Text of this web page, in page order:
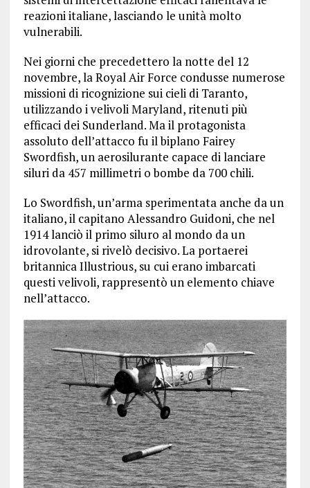
reazioni italiane, lasciando le unità molto
vulnerabili.
Nei giorni che precedettero la notte del 12
novembre, la Royal Air Force condusse numerose
missioni di ricognizione sui cieli di Taranto,
utilizzando i velivoli Maryland, ritenuti più
efficaci dei Sunderland. Ma il protagonista
assoluto dell’attacco fu il biplano Fairey
Swordfish, un aerosilurante capace di lanciare
siluri da 457 millimetri o bombe da 700 chili.
Lo Swordfish, un’arma sperimentata anche da un
italiano, il capitano Alessandro Guidoni, che nel
1914 lanciò il primo siluro al mondo da un
idrovolante, si rivelò decisivo. La portaerei
britannica Illustrious, su cui erano imbarcati
questi velivoli, rappresentò un elemento chiave
nell’attacco.